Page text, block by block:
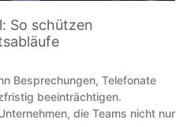
So schützen
Besprechungen, Telefonate
beeinträchtigen.
die Teams nicht nur